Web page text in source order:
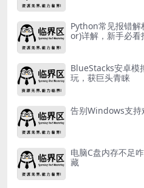
Python常见报错
or)详解，新手必看
BlueStacks安卓模
玩，获巨头青睐
告别Windows支持
电脑C盘内存不足
藏